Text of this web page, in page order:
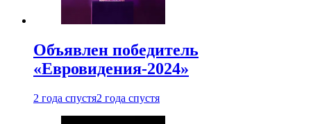
Объявлен победитель
«Евровидения-2024»
2 года спустя2 года спустя